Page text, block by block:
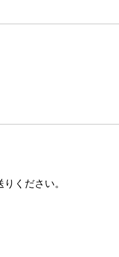
ください。